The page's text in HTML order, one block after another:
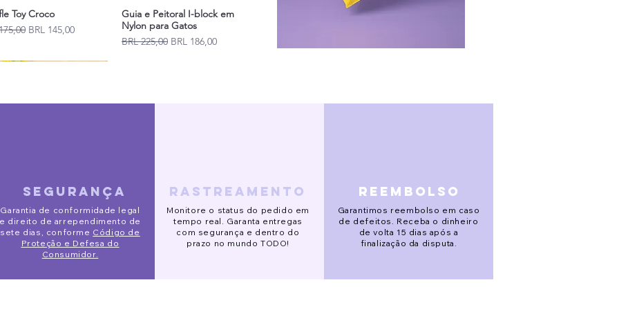
Toy Croco
Precio de oferta
BRL 145,00
Guia e Peitoral I-block em
Nylon para Gatos
Precio
BRL 225,00 Precio de oferta
BRL 186,00
Eve
Precio de oferta
BRL 132,00
Pijaminha Noite de Natal
Precio
BRL 141,00 Precio de oferta
BRL 113,00
de Segurança Pet
Precio de oferta
BRL 153,00
Gorro Galgo
Precio
BRL 123,00
Alta Slim
BRL 120,00 BRL 90,00
de oferta
Óculos de sol redondo
Precio
BRL 88,00 Precio de oferta
BRL 78,00
segurança
Garantia de conformidade legal
e direito de arrependimento de
sete dias, conforme Código de
Proteção e Defesa do
Consumidor.
rastreamento
Monitore o status do pedido em
tempo real. Garanta entregas
com segurança e dentro do
prazo no mundo TODO!
reembolso
Garantimos reembolso em caso
de defeitos. Receba o dinheiro
de volta 15 dias após a
finalização da disputa.